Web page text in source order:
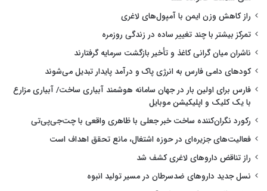
راز کاهش وزن ایمن با آمپول‌های لاغری
تمرکز بیشتر با چند تغییر ساده در زندگی روزمره
ناشران میان گرانی کاغذ و تأخیر بازگشت سرمایه گرفتارند
کودهای دامی فارس به انرژی پاک و درآمد پایدار تبدیل می‌شوند
فارس برای اولین بار در جهان سامانه هوشمند آبیاری ساخت/ آبیاری مزارع
با یک کلیک و اپلیکیشن موبایل
رکورد نگران‌کننده ساخت خبر جعلی با ظاهری واقعی با چت‌جی‌پی‌تی
فعالیت‌های جزیره‌ای در حوزه اشتغال، مانع تحقق اهداف است
راز تناقض داروهای لاغری کشف شد
نسل جدید داروهای ضدسرطان در مسیر تولید انبوه